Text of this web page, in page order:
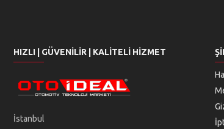
HIZLI | GÜVENILIR | KALITELI HIZMET
İstanbul